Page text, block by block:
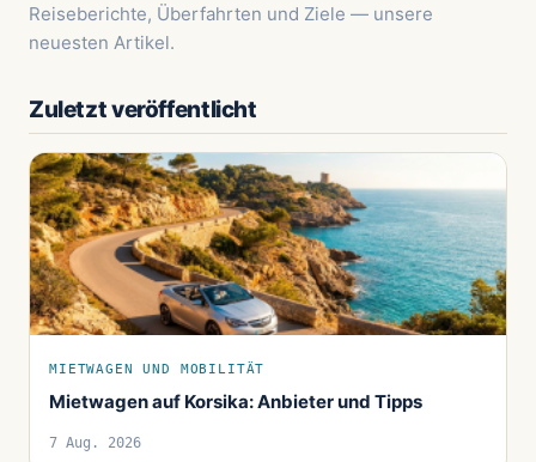
Reiseberichte, Überfahrten und Ziele — unsere
neuesten Artikel.
Zuletzt veröffentlicht
MIETWAGEN UND MOBILITÄT
Mietwagen auf Korsika: Anbieter und Tipps
7 Aug. 2026